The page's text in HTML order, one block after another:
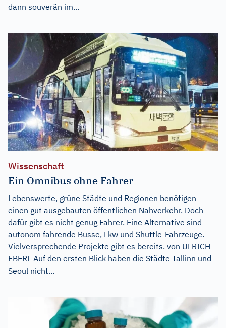
dann souverän im...
Wissenschaft
Ein Omnibus ohne Fahrer
Lebenswerte, grüne Städte und Regionen benötigen
einen gut ausgebauten öffentlichen Nahverkehr. Doch
dafür gibt es nicht genug Fahrer. Eine Alternative sind
autonom fahrende Busse, Lkw und Shuttle-Fahrzeuge.
Vielversprechende Projekte gibt es bereits. von ULRICH
EBERL Auf den ersten Blick haben die Städte Tallinn und
Seoul nicht...